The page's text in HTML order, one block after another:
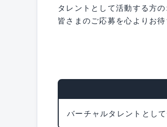
タレントとして活動する方
皆さまのご応募を心よりお待
バーチャルタレントとし